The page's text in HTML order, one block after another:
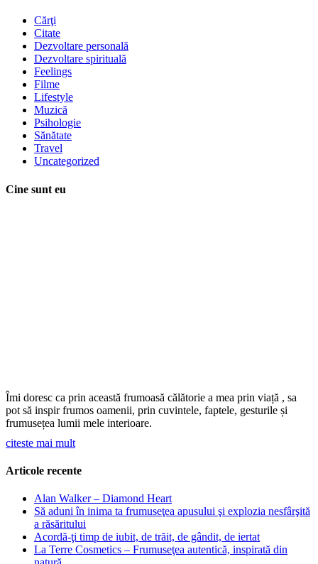
Cărţi
Citate
Dezvoltare personală
Dezvoltare spirituală
Feelings
Filme
Lifestyle
Muzică
Psihologie
Sănătate
Travel
Uncategorized
Cine sunt eu
Îmi doresc ca prin această frumoasă călătorie a mea prin viață , sa
pot să inspir frumos oamenii, prin cuvintele, faptele, gesturile și
frumusețea lumii mele interioare.
citeste mai mult
Articole recente
Alan Walker – Diamond Heart
Să aduni în inima ta frumuseţea apusului şi explozia nesfârşită
a răsăritului
Acordă-ţi timp de iubit, de trăit, de gândit, de iertat
La Terre Cosmetics – Frumuseţea autentică, inspirată din